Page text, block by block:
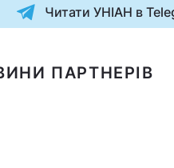
Читати УНІАН в
ПАРТНЕРІВ